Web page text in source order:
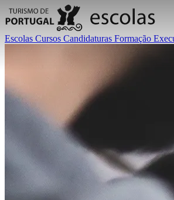
Escolas Cursos Candidaturas Formação